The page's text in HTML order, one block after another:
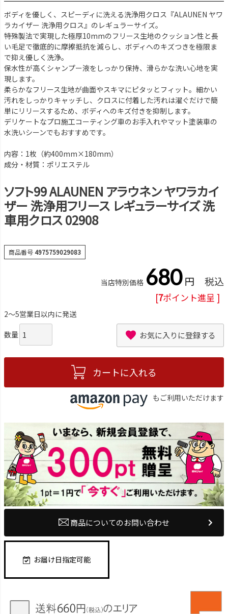
ボディを優しく、スピーディに洗える洗浄用クロス『ALAUNEN ヤワ
ラカイザー 洗浄用クロス』のレギュラーサイズ。
特殊製法で実現した極厚10mmのフリース生地のクッション性と長
い毛足で徹底的に摩擦抵抗を減らし、ボディへのキズつきを極限ま
で抑え優しく洗浄。
保水性が高くシャンプー液をしっかり保持、滑らかな洗い心地を実
現します。
柔らかなフリース生地が曲面やスキマにピタッとフィット。細かい
汚れをしっかりキャッチし、クロスに付着した汚れは濯ぐだけで簡
単にリリースするため、ボディへのキズ付きを抑制します。
デリケートなプロ施工コーティング車のお手入れやマット塗装車の
水洗いシーンでもおすすめです。
内容：1枚（約400mm×180mm）
成分・材質：ポリエステル
ソフト99 ALAUNEN アラウネン ヤワラカイ
ザー 洗浄用フリース レギュラーサイズ 洗
車用クロス 02908
商品番号4975759029083
当店特別価格 680 税込
[7ポイント進呈 ]
2～5営業日以内に発送
お気に入りに登録する
カートに入れる
もご利用いただけます
商品についてのお問い合わせ
お届け日指定可能